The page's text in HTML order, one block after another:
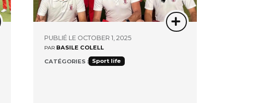
PUBLIÉ LE OCTOBER 1, 2025
PAR BASILE COLELL
CATÉGORIES : Sport life